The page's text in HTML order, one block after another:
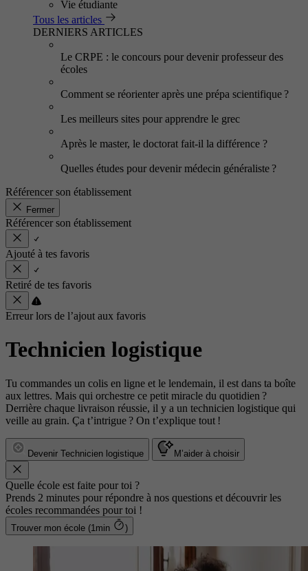
Vie étudiante
Tous les articles
DERNIERS ARTICLES
Le CRPE : le concours pour devenir professeur des
écoles
Comment se réorienter après une prépa scientifique ?
Les meilleurs sites pour apprendre le grec
Après le master, le doctorat fait-il la différence ?
Quelles études pour devenir médecin généraliste ?
Référencer son établissement
Fermer
Référencer son établissement
Ajouté à tes favoris
Retiré de tes favoris
Erreur lors de l’ajout aux favoris
Technicien logistique
Tu commandes un colis en ligne et le lendemain, il est dans ta boîte
aux lettres. Mais qui orchestre ce petit miracle du quotidien ?
Derrière chaque livraison réussie, il y a un technicien logistique qui
veille au grain. Ça t’intrigue ? On t’explique tout !
Devenir Technicien logistique M’aider à choisir
Quelle école est faite pour toi ?
Prends 2 minutes pour répondre à nos questions et découvrir les
écoles recommandées pour toi !
Trouver mon école (1min )